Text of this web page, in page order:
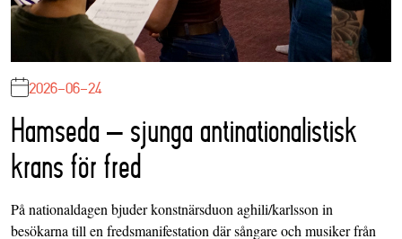
2026-06-24
Hamseda – sjunga antinationalistisk
krans för fred
På nationaldagen bjuder konstnärsduon aghili/karlsson in
besökarna till en fredsmanifestation där sångare och musiker från